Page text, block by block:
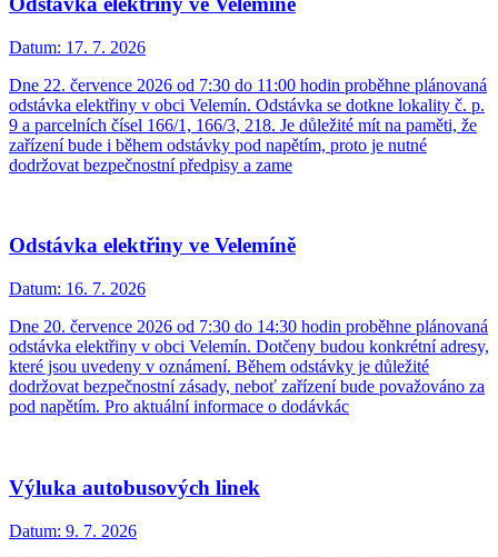
Datum: 17. 7. 2026
Dne 22. července 2026 od 7:30 do 11:00 hodin proběhne plánovaná
odstávka elektřiny v obci Velemín. Odstávka se dotkne lokality č. p.
9 a parcelních čísel 166/1, 166/3, 218. Je důležité mít na paměti, že
zařízení bude i během odstávky pod napětím, proto je nutné
dodržovat bezpečnostní předpisy a zame
Odstávka elektřiny ve Velemíně
Datum: 16. 7. 2026
Dne 20. července 2026 od 7:30 do 14:30 hodin proběhne plánovaná
odstávka elektřiny v obci Velemín. Dotčeny budou konkrétní adresy,
které jsou uvedeny v oznámení. Během odstávky je důležité
dodržovat bezpečnostní zásady, neboť zařízení bude považováno za
pod napětím. Pro aktuální informace o dodávkác
Výluka autobusových linek
Datum: 9. 7. 2026